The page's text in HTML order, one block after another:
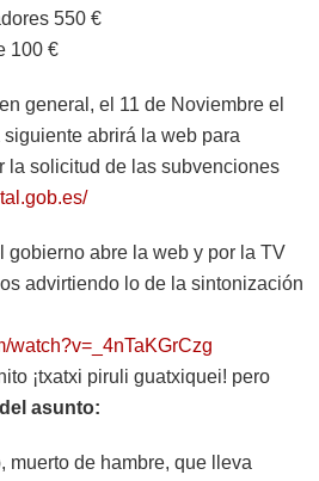
550 €
100 €
general, el 11 de Noviembre el
abrirá la web para
la solicitud de las subvenciones
gobierno abre la web y por la TV
advirtiendo lo de la sintonización
watch?v=_4nTaKGrCzg
¡txatxi piruli guatxiquei! pero
asunto:
muerto de hambre, que lleva